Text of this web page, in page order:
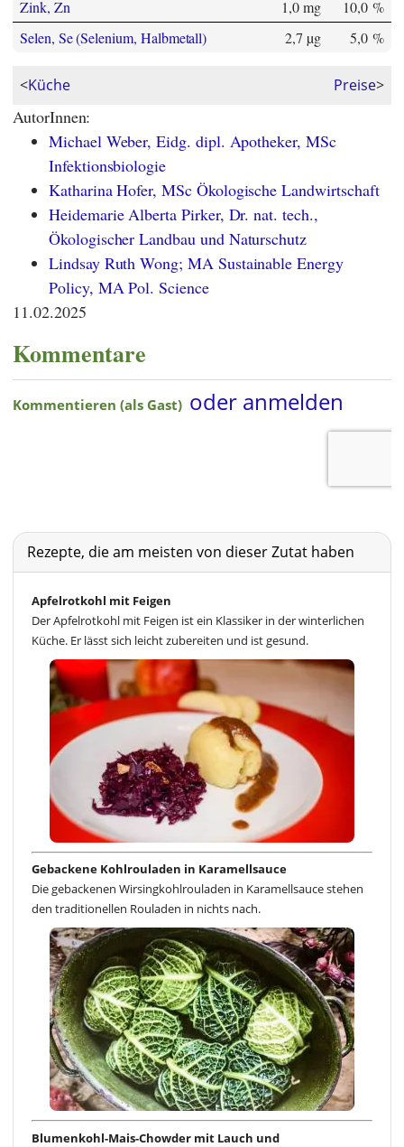
Zink, Zn 1,0 mg
10,0 %
Selen, Se (Selenium, Halbmetall)
2,7 µg 5,0 %
<Küche Preise>
AutorInnen:
Michael Weber, Eidg. dipl. Apotheker, MSc
Infektionsbiologie
Katharina Hofer, MSc Ökologische Landwirtschaft
Heidemarie Alberta Pirker, Dr. nat. tech.,
Ökologischer Landbau und Naturschutz
Lindsay Ruth Wong; MA Sustainable Energy
Policy, MA Pol. Science
11.02.2025
Kommentare
Rezepte, die am meisten von dieser Zutat haben
Apfelrotkohl mit Feigen
Der Apfelrotkohl mit Feigen ist ein Klassiker in der winterlichen
Küche. Er lässt sich leicht zubereiten und ist gesund.
Gebackene Kohlrouladen in Karamellsauce
Die gebackenen Wirsingkohlrouladen in Karamellsauce stehen
den traditionellen Rouladen in nichts nach.
Blumenkohl-Mais-Chowder mit Lauch und